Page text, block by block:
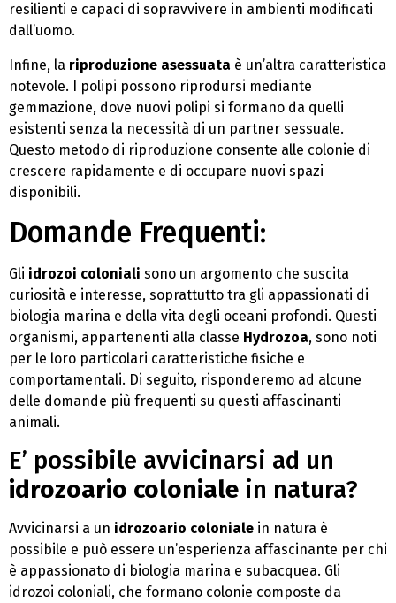
resilienti e capaci di sopravvivere in ambienti modificati
dall’uomo.
Infine, la riproduzione asessuata è un’altra caratteristica
notevole. I polipi possono riprodursi mediante
gemmazione, dove nuovi polipi si formano da quelli
esistenti senza la necessità di un partner sessuale.
Questo metodo di riproduzione consente alle colonie di
crescere rapidamente e di occupare nuovi spazi
disponibili.
Domande Frequenti:
Gli idrozoi coloniali sono un argomento che suscita
curiosità e interesse, soprattutto tra gli appassionati di
biologia marina e della vita degli oceani profondi. Questi
organismi, appartenenti alla classe Hydrozoa, sono noti
per le loro particolari caratteristiche fisiche e
comportamentali. Di seguito, risponderemo ad alcune
delle domande più frequenti su questi affascinanti
animali.
E’ possibile avvicinarsi ad un
idrozoario coloniale in natura?
Avvicinarsi a un idrozoario coloniale in natura è
possibile e può essere un’esperienza affascinante per chi
è appassionato di biologia marina e subacquea. Gli
idrozoi coloniali, che formano colonie composte da